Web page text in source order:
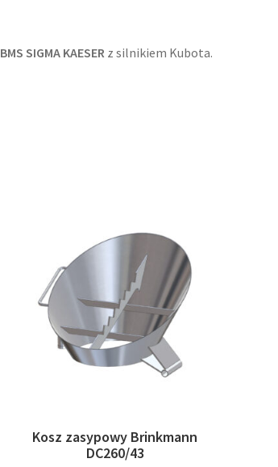
BMS SIGMA KAESER z silnikiem Kubota.
Kosz zasypowy Brinkmann
DC260/43